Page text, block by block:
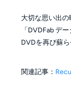
大切な思い出
「DVDFab デ
DVDを再び蘇ら
関連記事：